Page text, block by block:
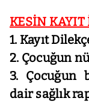
KESİN KAYIT
1. Kayıt
2. Çocuğun
3. Çocuğun
dair sağlık